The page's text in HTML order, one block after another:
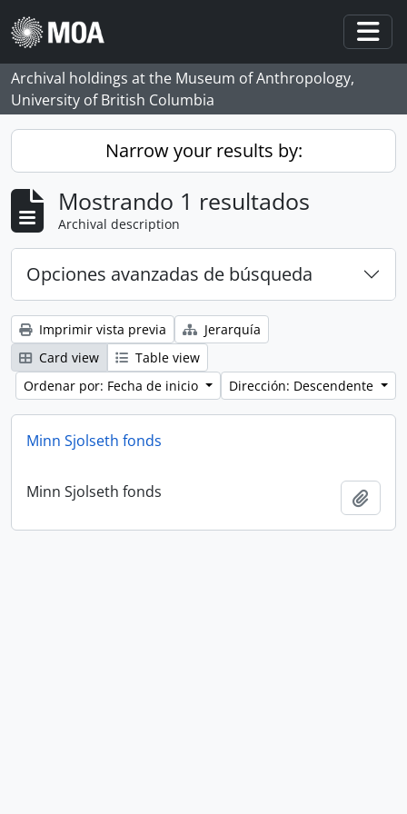
Skip to main content
Archival holdings at the Museum of Anthropology,
University of British Columbia
Narrow your results by:
Mostrando 1 resultados
Archival description
Opciones avanzadas de búsqueda
Imprimir vista previa
Jerarquía
Card view
Table view
Ordenar por: Fecha de inicio
Dirección: Descendente
Minn Sjolseth fonds
Minn Sjolseth fonds